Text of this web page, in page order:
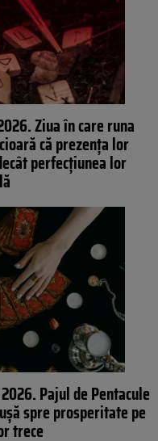
Ziua în care runa
că prezența lor
perfecțiunea lor
Pajul de Pentacule
spre prosperitate pe
trece